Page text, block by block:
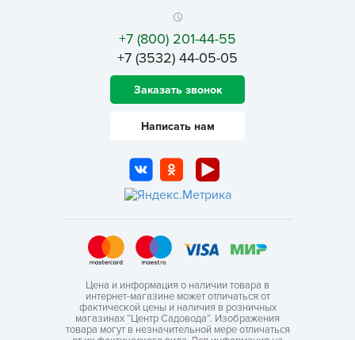
+7 (800) 201-44-55
+7 (3532) 44-05-05
Заказать звонок
Написать нам
Цена и информация о наличии товара в
интернет-магазине может отличаться от
фактической цены и наличия в розничных
магазинах “Центр Садовода”. Изображения
товара могут в незначительной мере отличаться